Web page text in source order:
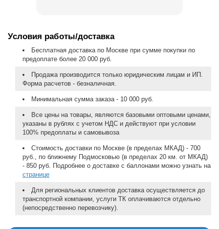
Условия работы/доставка
Бесплатная доставка по Москве при сумме покупки по
предоплате более 20 000 руб.
Продажа производится только юридическим лицам и ИП.
Форма расчетов - безналичная.
Минимальная сумма заказа - 10 000 руб.
Все цены на товары, являются базовыми оптовыми ценами,
указаны в рублях с учетом НДС и действуют при условии
100% предоплаты и самовывоза
Стоимость доставки по Москве (в пределах МКАД) - 700
руб., по ближнему Подмосковью (в пределах 20 км. от МКАД)
- 850 руб. Подробнее о доставке с баллонами можно узнать на
странице
Для региональных клиентов доставка осуществляется до
транспортной компании, услуги ТК оплачиваются отдельно
(непосредственно перевозчику).